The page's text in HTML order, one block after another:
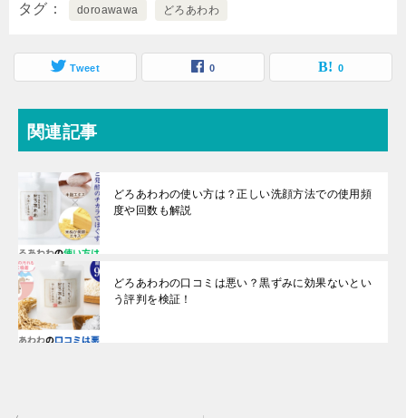
タグ doroawawa どろあわわ
Tweet 0 0
関連記事
どろあわわの使い方は？正しい洗顔方法での使用頻
度や回数も解説
どろあわわの口コミは悪い？黒ずみに効果ないとい
う評判を検証！